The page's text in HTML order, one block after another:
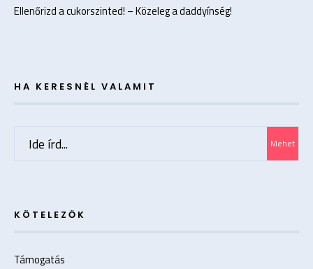
Ellenőrizd a cukorszinted! – Közeleg a daddyínség!
HA KERESNÉL VALAMIT
Mehet
KÖTELEZŐK
Támogatás